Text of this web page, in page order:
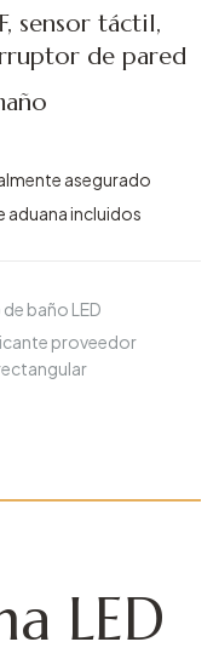
sensor táctil,
de pared
asegurado
aduana incluidos
baño LED
proveedor
LED